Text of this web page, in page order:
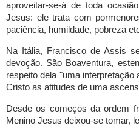
aproveitar-se-á de toda
Jesus: ele trata com
paciência, humildade, pobreza
Na Itália, Francisco de Assis
devoção. São Boaventura,
respeito dela "uma
Cristo as atitudes de uma
Desde os começos da ordem
Menino Jesus deixou-se tomar,